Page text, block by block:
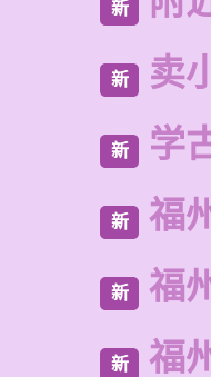
新
新 卖
新 学
新 福
新 福
新 福